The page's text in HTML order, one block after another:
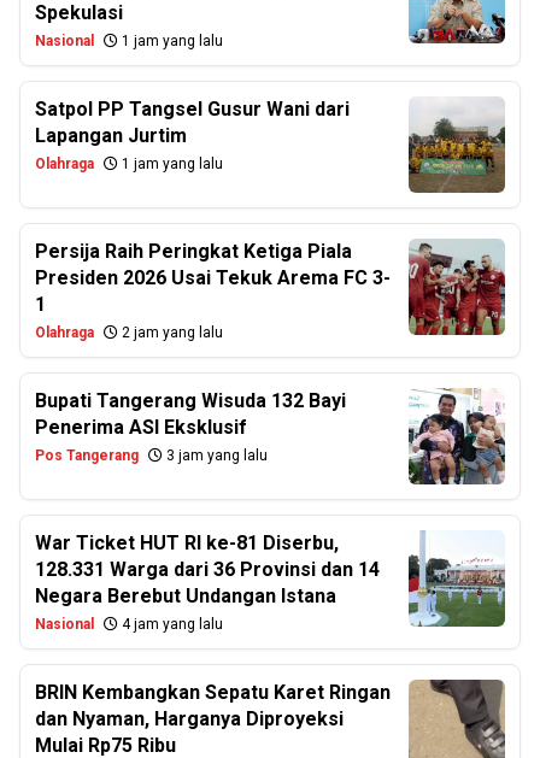
Spekulasi
Nasional 1 jam yang lalu
Satpol PP Tangsel Gusur Wani dari
Lapangan Jurtim
Olahraga 1 jam yang lalu
Persija Raih Peringkat Ketiga Piala
Presiden 2026 Usai Tekuk Arema FC 3-
1
Olahraga 2 jam yang lalu
Bupati Tangerang Wisuda 132 Bayi
Penerima ASI Eksklusif
Pos Tangerang 3 jam yang lalu
War Ticket HUT RI ke-81 Diserbu,
128.331 Warga dari 36 Provinsi dan 14
Negara Berebut Undangan Istana
Nasional 4 jam yang lalu
BRIN Kembangkan Sepatu Karet Ringan
dan Nyaman, Harganya Diproyeksi
Mulai Rp75 Ribu